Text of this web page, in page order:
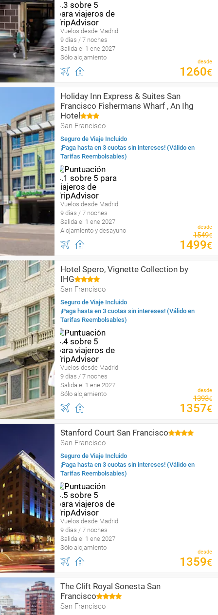
Vuelos desde Madrid
9 días / 7 noches
Salida el 1 ene 2027
Sólo alojamiento
desde
1260€
Holiday Inn Express & Suites San
Francisco Fishermans Wharf , An Ihg
Hotel
San Francisco
Seguro de Viaje Incluido
¡Paga hasta en 3 cuotas sin intereses! (Válido en
Tarifas Reembolsables)
Vuelos desde Madrid
9 días / 7 noches
Salida el 1 ene 2027
Alojamiento y desayuno
desde
1549€
1499€
Hotel Spero, Vignette Collection by
IHG
San Francisco
Seguro de Viaje Incluido
¡Paga hasta en 3 cuotas sin intereses! (Válido en
Tarifas Reembolsables)
Vuelos desde Madrid
9 días / 7 noches
Salida el 1 ene 2027
Sólo alojamiento
desde
1393€
1357€
Stanford Court San Francisco
San Francisco
Seguro de Viaje Incluido
¡Paga hasta en 3 cuotas sin intereses! (Válido en
Tarifas Reembolsables)
Vuelos desde Madrid
9 días / 7 noches
Salida el 1 ene 2027
Sólo alojamiento
desde
1359€
The Clift Royal Sonesta San
Francisco
San Francisco